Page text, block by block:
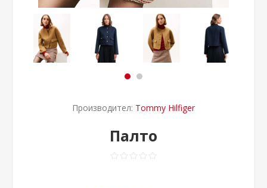
Производител: Tommy Hilfiger
Палто